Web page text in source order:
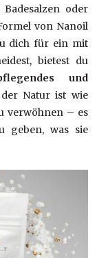
oder
von Nanoil
dich für ein mit
bietest du
und
Natur ist wie
verwöhnen – es
geben, was sie